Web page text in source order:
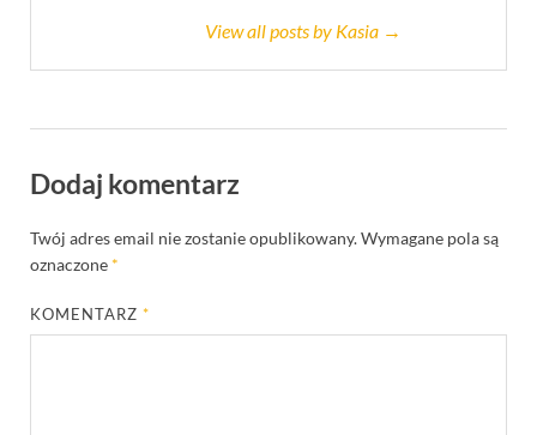
View all posts by Kasia →
Dodaj komentarz
Twój adres email nie zostanie opublikowany.Wymagane pola są
oznaczone *
KOMENTARZ*